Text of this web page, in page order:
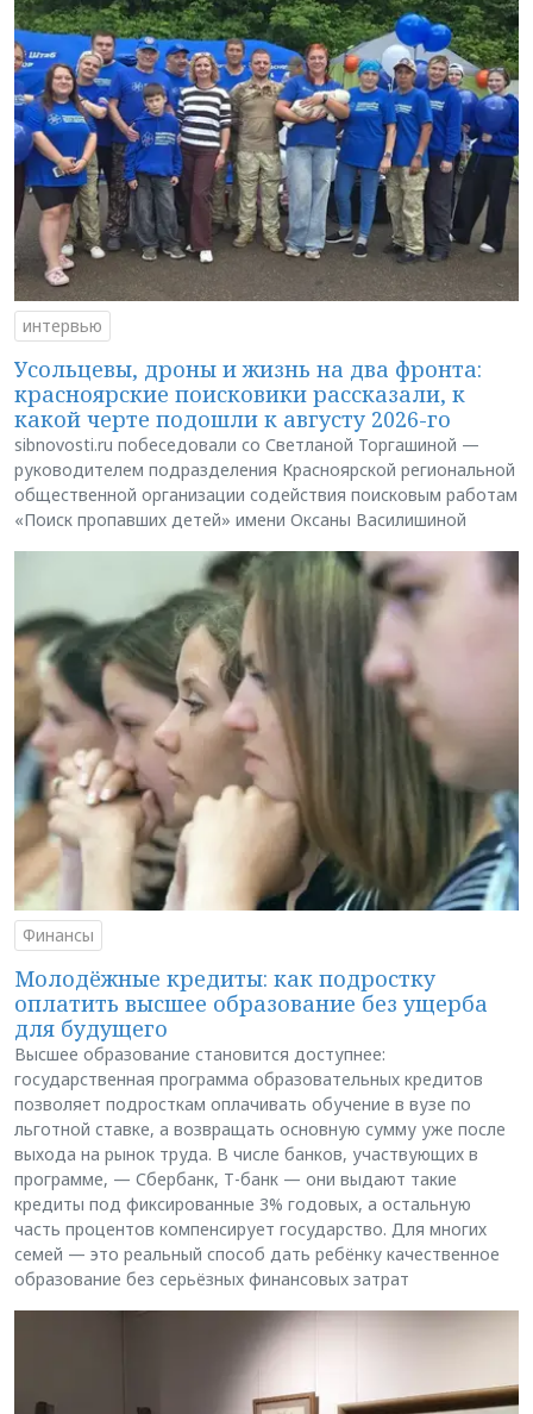
интервью
Усольцевы, дроны и жизнь на два фронта:
красноярские поисковики рассказали, к
какой черте подошли к августу 2026-го
sibnovosti.ru побеседовали со Светланой Торгашиной —
руководителем подразделения Красноярской региональной
общественной организации содействия поисковым работам
«Поиск пропавших детей» имени Оксаны Василишиной
Финансы
Молодёжные кредиты: как подростку
оплатить высшее образование без ущерба
для будущего
Высшее образование становится доступнее:
государственная программа образовательных кредитов
позволяет подросткам оплачивать обучение в вузе по
льготной ставке, а возвращать основную сумму уже после
выхода на рынок труда. В числе банков, участвующих в
программе, — Сбербанк, Т-банк — они выдают такие
кредиты под фиксированные 3% годовых, а остальную
часть процентов компенсирует государство. Для многих
семей — это реальный способ дать ребёнку качественное
образование без серьёзных финансовых затрат